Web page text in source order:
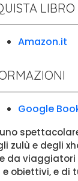
LIBRO
Amazon.it
Google
zulù e degli
da viaggiatori
obiettivi, e di